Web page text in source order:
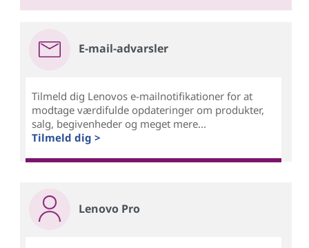
E-mail-advarsler
Tilmeld dig Lenovos e-mailnotifikationer for at
modtage værdifulde opdateringer om produkter,
salg, begivenheder og meget mere...
Tilmeld dig >
Lenovo Pro